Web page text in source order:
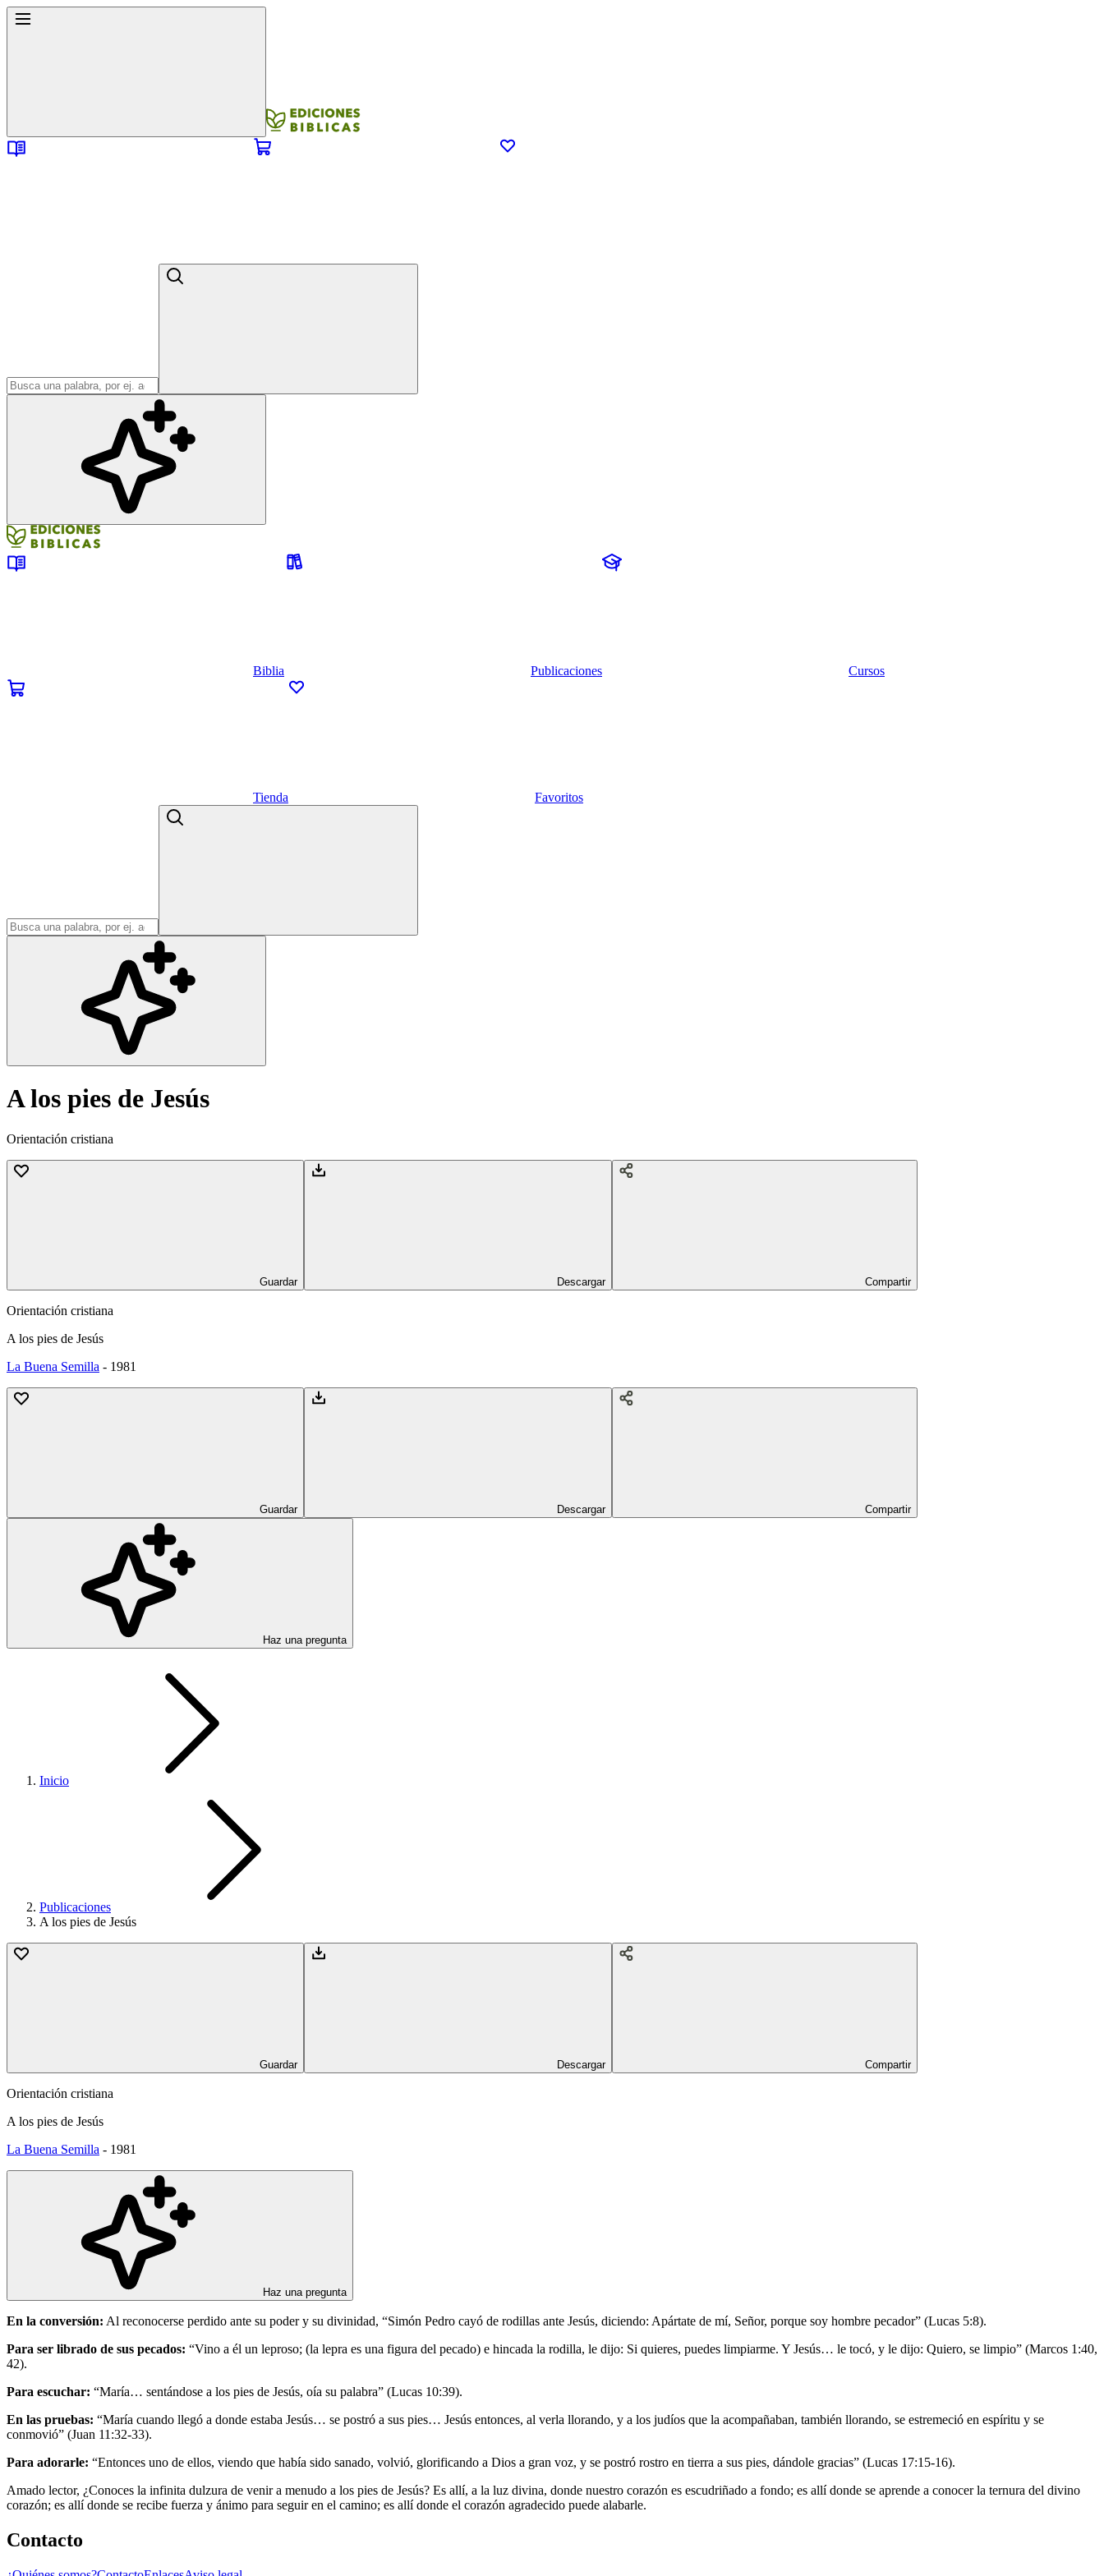
Biblia Publicaciones Cursos
Tienda Favoritos
A los pies de Jesús
Orientación cristiana
Guardar Descargar Compartir
Orientación cristiana
A los pies de Jesús
La Buena Semilla - 1981
Guardar Descargar Compartir
Haz una pregunta
Inicio
Publicaciones
A los pies de Jesús
Guardar Descargar Compartir
Orientación cristiana
A los pies de Jesús
La Buena Semilla - 1981
Haz una pregunta
En la conversión: Al reconocerse perdido ante su poder y su divinidad, “Simón Pedro cayó de rodillas ante Jesús, diciendo: Apártate de mí, Señor, porque soy hombre pecador” (Lucas 5:8).
Para ser librado de sus pecados: “Vino a él un leproso; (la lepra es una figura del pecado) e hincada la rodilla, le dijo: Si quieres, puedes limpiarme. Y Jesús… le tocó, y le dijo: Quiero, se limpio” (Marcos 1:40,
42).
Para escuchar: “María… sentándose a los pies de Jesús, oía su palabra” (Lucas 10:39).
En las pruebas: “María cuando llegó a donde estaba Jesús… se postró a sus pies… Jesús entonces, al verla llorando, y a los judíos que la acompañaban, también llorando, se estremeció en espíritu y se
conmovió” (Juan 11:32-33).
Para adorarle: “Entonces uno de ellos, viendo que había sido sanado, volvió, glorificando a Dios a gran voz, y se postró rostro en tierra a sus pies, dándole gracias” (Lucas 17:15-16).
Amado lector, ¿Conoces la infinita dulzura de venir a menudo a los pies de Jesús? Es allí, a la luz divina, donde nuestro corazón es escudriñado a fondo; es allí donde se aprende a conocer la ternura del divino
corazón; es allí donde se recibe fuerza y ánimo para seguir en el camino; es allí donde el corazón agradecido puede alabarle.
Contacto